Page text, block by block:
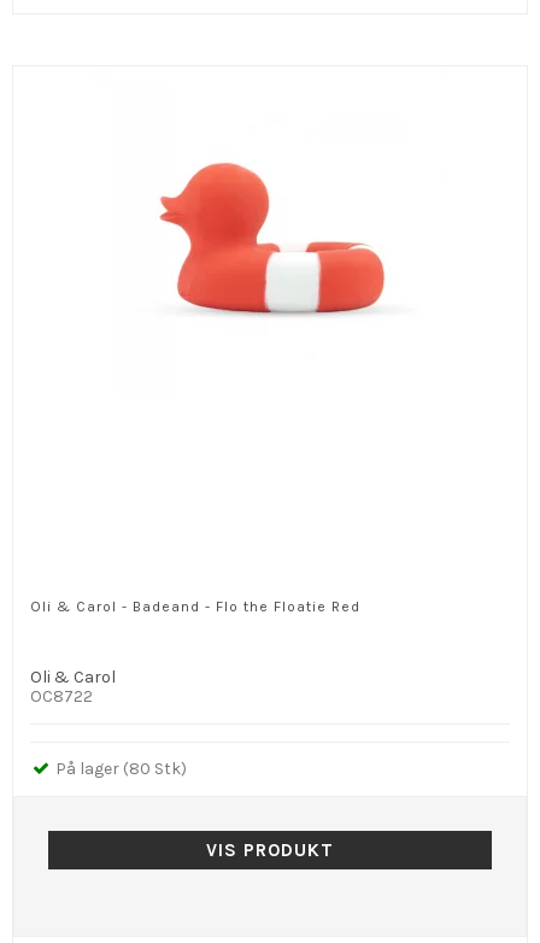
Oli & Carol - Badeand - Flo the Floatie Red
Oli & Carol
OC8722
På lager (80 Stk)
VIS PRODUKT